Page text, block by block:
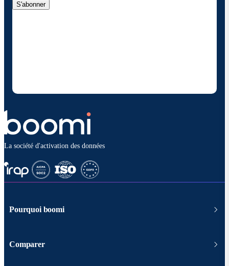
S'abonner
La société d'activation des données
Pourquoi boomi
Comparer